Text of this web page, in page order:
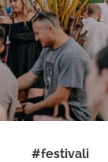
#festivali